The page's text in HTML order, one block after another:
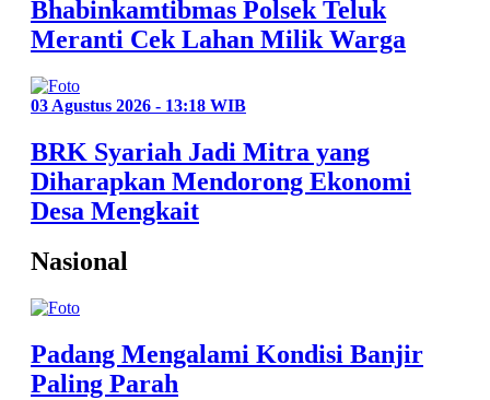
Bhabinkamtibmas Polsek Teluk
Meranti Cek Lahan Milik Warga
03 Agustus 2026 - 13:18 WIB
BRK Syariah Jadi Mitra yang
Diharapkan Mendorong Ekonomi
Desa Mengkait
Nasional
Padang Mengalami Kondisi Banjir
Paling Parah